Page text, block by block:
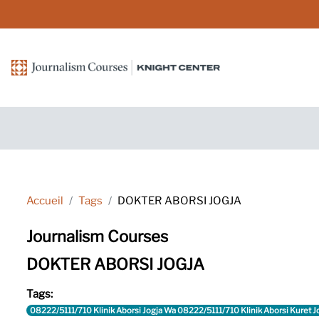
Accueil Tags DOKTER ABORSI JOGJA
Journalism Courses
DOKTER ABORSI JOGJA
Tags:
08222/5111/710 Klinik Aborsi Jogja Wa 08222/5111/710 Klinik Aborsi Kuret